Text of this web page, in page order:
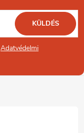
Adatvédelmi
KÜLDÉS